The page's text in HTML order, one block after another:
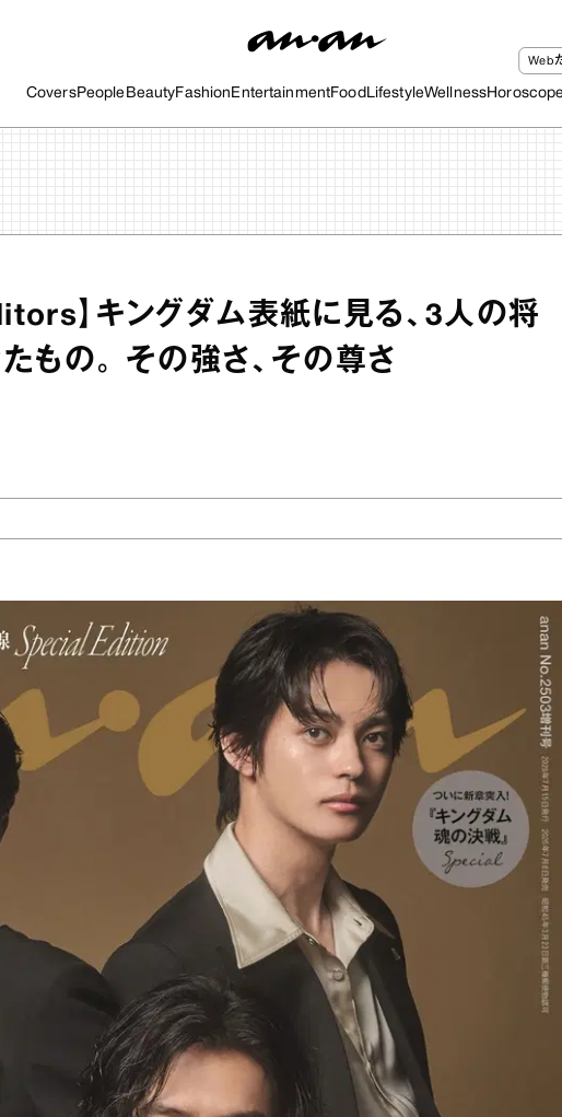
CoversPeople BeautyFashion EntertainmentFood LifestyleWellness
Web
】キングダム表紙に見る、3人の将
もの。 その強さ、その尊さ